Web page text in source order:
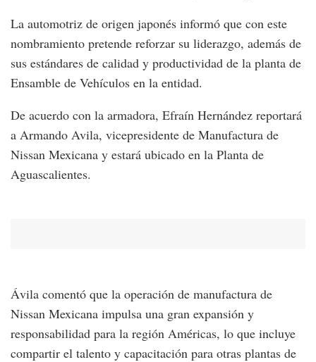
La automotriz de origen japonés informó que con este
nombramiento pretende reforzar su liderazgo, además de
sus estándares de calidad y productividad de la planta de
Ensamble de Vehículos en la entidad.
De acuerdo con la armadora, Efraín Hernández reportará
a Armando Avila, vicepresidente de Manufactura de
Nissan Mexicana y estará ubicado en la Planta de
Aguascalientes.
Ávila comentó que la operación de manufactura de
Nissan Mexicana impulsa una gran expansión y
responsabilidad para la región Américas, lo que incluye
compartir el talento y capacitación para otras plantas de